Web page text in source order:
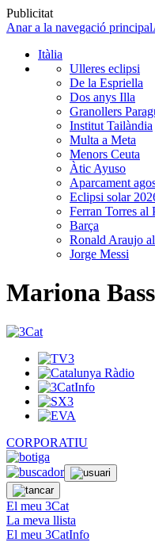
Publicitat
Anar a la navegació principal
Itàlia
Ulleres eclipsi
De la Espriella
Dos anys Illa
Granollers
Institut Tailàndia
Multa a Meta
Menors Ceuta
Àtic Ayuso
Aparcament
Eclipsi solar
Ferran Torres al
Barça
Ronald Araujo
Jorge Messi
Mariona
CORPORATIU
El meu 3Cat
La meva llista
El meu 3CatInfo